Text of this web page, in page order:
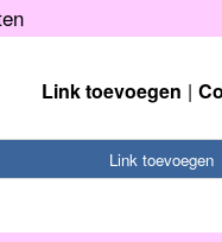
Link toevoegen
Link toevoegen